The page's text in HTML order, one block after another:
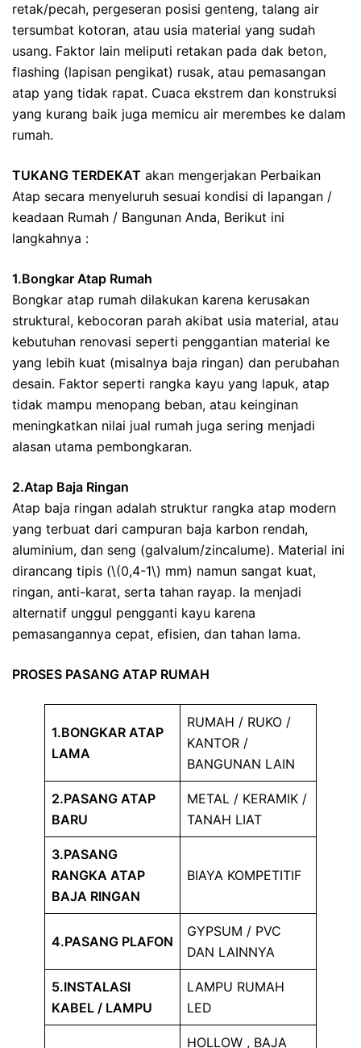
retak/pecah, pergeseran posisi genteng, talang air
tersumbat kotoran, atau usia material yang sudah
usang. Faktor lain meliputi retakan pada dak beton,
flashing (lapisan pengikat) rusak, atau pemasangan
atap yang tidak rapat. Cuaca ekstrem dan konstruksi
yang kurang baik juga memicu air merembes ke dalam
rumah.
TUKANG TERDEKAT akan mengerjakan Perbaikan
Atap secara menyeluruh sesuai kondisi di lapangan /
keadaan Rumah / Bangunan Anda, Berikut ini
langkahnya :
1.Bongkar Atap Rumah
Bongkar atap rumah dilakukan karena kerusakan
struktural, kebocoran parah akibat usia material, atau
kebutuhan renovasi seperti penggantian material ke
yang lebih kuat (misalnya baja ringan) dan perubahan
desain. Faktor seperti rangka kayu yang lapuk, atap
tidak mampu menopang beban, atau keinginan
meningkatkan nilai jual rumah juga sering menjadi
alasan utama pembongkaran.
2.Atap Baja Ringan
Atap baja ringan adalah struktur rangka atap modern
yang terbuat dari campuran baja karbon rendah,
aluminium, dan seng (galvalum/zincalume). Material ini
dirancang tipis (\(0,4-1\) mm) namun sangat kuat,
ringan, anti-karat, serta tahan rayap. Ia menjadi
alternatif unggul pengganti kayu karena
pemasangannya cepat, efisien, dan tahan lama.
PROSES PASANG ATAP RUMAH
1.BONGKAR ATAP
LAMA
RUMAH / RUKO /
KANTOR /
BANGUNAN LAIN
2.PASANG ATAP
BARU
METAL / KERAMIK /
TANAH LIAT
3.PASANG
RANGKA ATAP
BAJA RINGAN
BIAYA KOMPETITIF
4.PASANG PLAFON
GYPSUM / PVC
DAN LAINNYA
5.INSTALASI
KABEL / LAMPU
LAMPU RUMAH
LED
HOLLOW , BAJA